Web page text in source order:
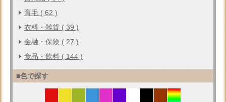
育毛 ( 62 )
衣料・雑貨 ( 39 )
金融・保険 ( 27 )
食品・飲料 ( 144 )
■色で探す